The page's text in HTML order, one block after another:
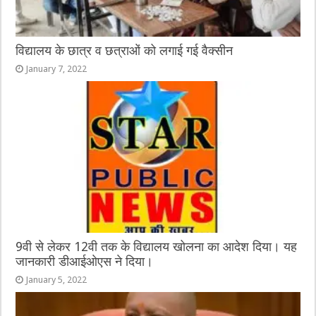
विद्यालय के छात्र व छत्राओं को लगाई गई वैक्सीन
January 7, 2022
9वी से लेकर 12वी तक के विद्यालय खोलना का आदेश दिया। यह
जानकारी डीआईओएस ने दिया।
January 5, 2022